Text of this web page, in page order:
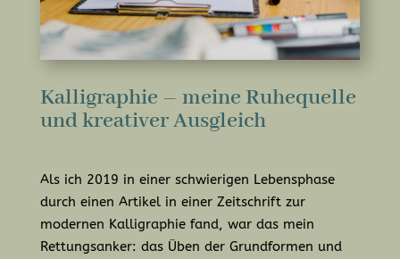
Kalligraphie – meine Ruhequelle
und kreativer Ausgleich
Als ich 2019 in einer schwierigen Lebensphase
durch einen Artikel in einer Zeitschrift zur
modernen Kalligraphie fand, war das mein
Rettungsanker: das Üben der Grundformen und